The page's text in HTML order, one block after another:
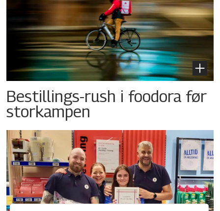
Bestillings-rush i foodora før
storkampen